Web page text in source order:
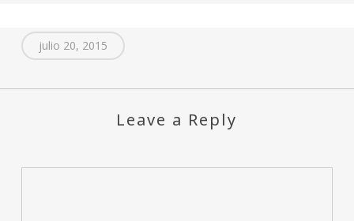
julio 20, 2015
Leave a Reply